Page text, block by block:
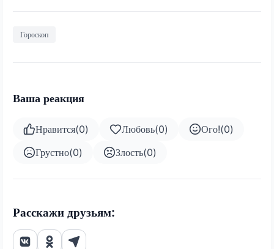
Гороскоп
Ваша реакция
Нравится(0) Любовь(0) Ого!(0)
Грустно(0) Злость(0)
Расскажи друзьям: